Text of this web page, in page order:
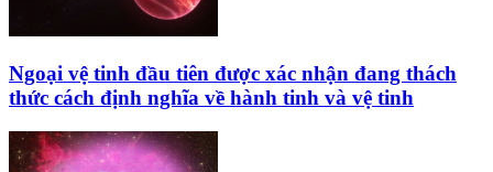
Ngoại vệ tinh đầu tiên được xác nhận đang thách
thức cách định nghĩa về hành tinh và vệ tinh